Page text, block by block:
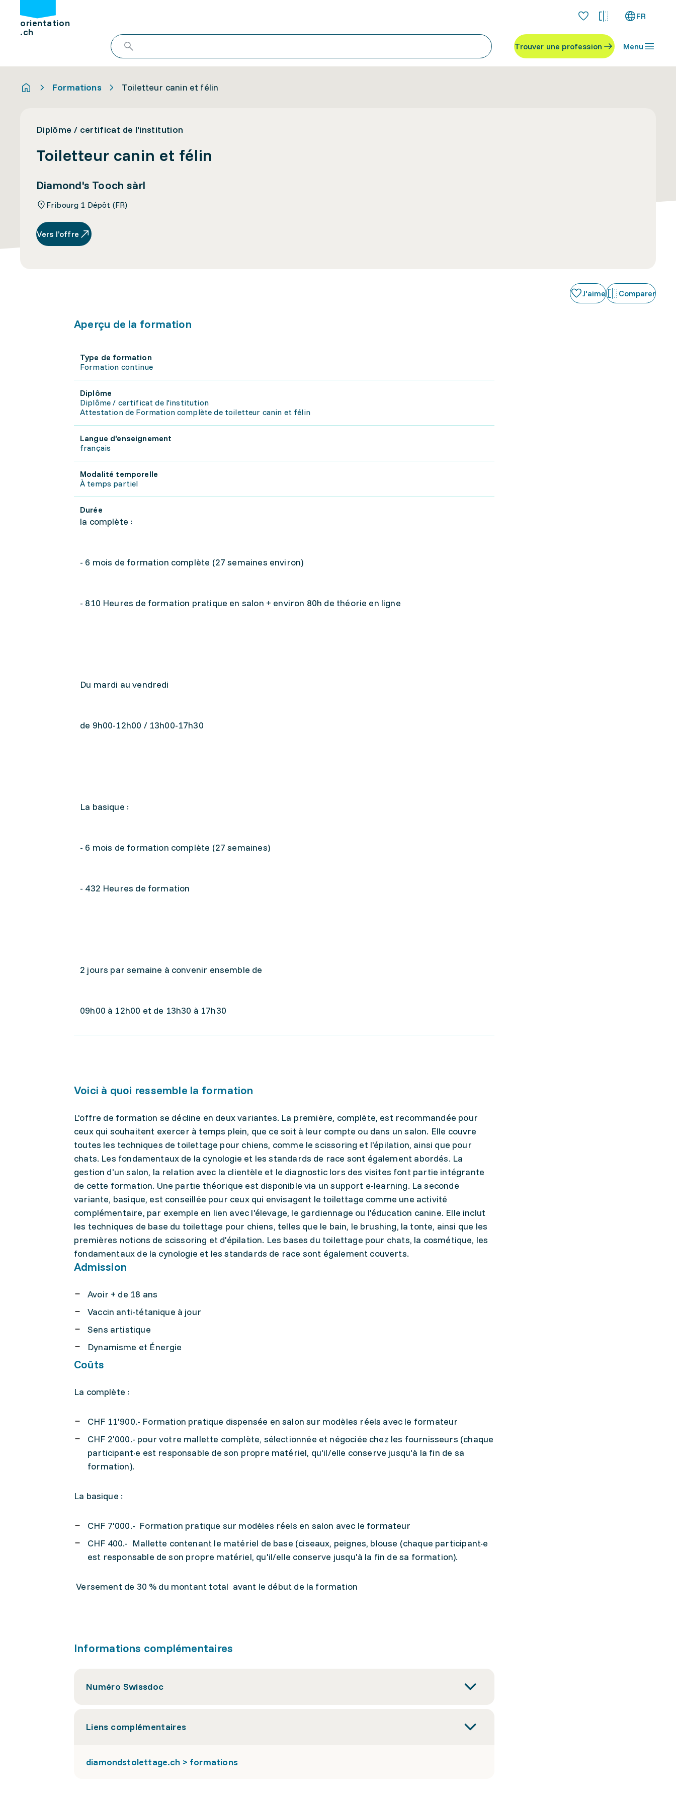
orientation
.ch
FR
Trouver une profession Menu
Formations Toiletteur canin et félin
Diplôme / certificat de l'institution
Toiletteur canin et félin
Diamond's Tooch sàrl
Fribourg 1 Dépôt (FR)
Vers l’offre
J'aime Comparer
Aperçu de la formation
Type de formation
Formation continue
Diplôme
Diplôme / certificat de l'institution
Attestation de Formation complète de toiletteur canin et félin
Langue d'enseignement
français
Modalité temporelle
À temps partiel
Durée
la complète :
- 6 mois de formation complète (27 semaines environ)
- 810 Heures de formation pratique en salon + environ 80h de théorie en ligne
Du mardi au vendredi
de 9h00-12h00 / 13h00-17h30
La basique :
- 6 mois de formation complète (27 semaines)
- 432 Heures de formation
2 jours par semaine à convenir ensemble de
09h00 à 12h00 et de 13h30 à 17h30
Voici à quoi ressemble la formation
L'offre de formation se décline en deux variantes. La première, complète, est recommandée pour
ceux qui souhaitent exercer à temps plein, que ce soit à leur compte ou dans un salon. Elle couvre
toutes les techniques de toilettage pour chiens, comme le scissoring et l'épilation, ainsi que pour
chats. Les fondamentaux de la cynologie et les standards de race sont également abordés. La
gestion d'un salon, la relation avec la clientèle et le diagnostic lors des visites font partie intégrante
de cette formation. Une partie théorique est disponible via un support e-learning. La seconde
variante, basique, est conseillée pour ceux qui envisagent le toilettage comme une activité
complémentaire, par exemple en lien avec l'élevage, le gardiennage ou l'éducation canine. Elle inclut
les techniques de base du toilettage pour chiens, telles que le bain, le brushing, la tonte, ainsi que les
premières notions de scissoring et d'épilation. Les bases du toilettage pour chats, la cosmétique, les
fondamentaux de la cynologie et les standards de race sont également couverts.
Admission
Avoir + de 18 ans
Vaccin anti-tétanique à jour
Sens artistique
Dynamisme et Énergie
Coûts
La complète :
CHF 11'900.- Formation pratique dispensée en salon sur modèles réels avec le formateur
CHF 2'000.- pour votre mallette complète, sélectionnée et négociée chez les fournisseurs (chaque
participant·e est responsable de son propre matériel, qu'il/elle conserve jusqu'à la fin de sa
formation).
La basique :
CHF 7'000.- Formation pratique sur modèles réels en salon avec le formateur
CHF 400.- Mallette contenant le matériel de base (ciseaux, peignes, blouse (chaque participant·e
est responsable de son propre matériel, qu'il/elle conserve jusqu'à la fin de sa formation).
Versement de 30 % du montant total avant le début de la formation
Informations complémentaires
Numéro Swissdoc
Liens complémentaires
diamondstolettage.ch > formations